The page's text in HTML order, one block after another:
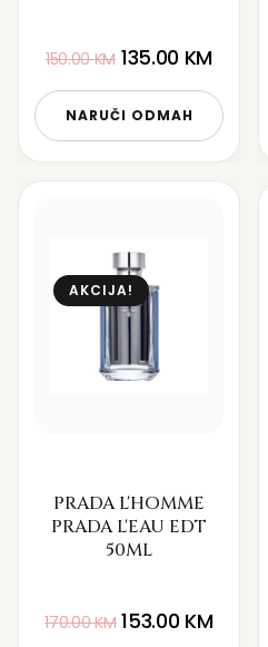
150.00KM 135.00 KM
NARUČI ODMAH
AKCIJA!
PRADA L'HOMME
PRADA L'EAU EDT
50ML
170.00KM 153.00 KM